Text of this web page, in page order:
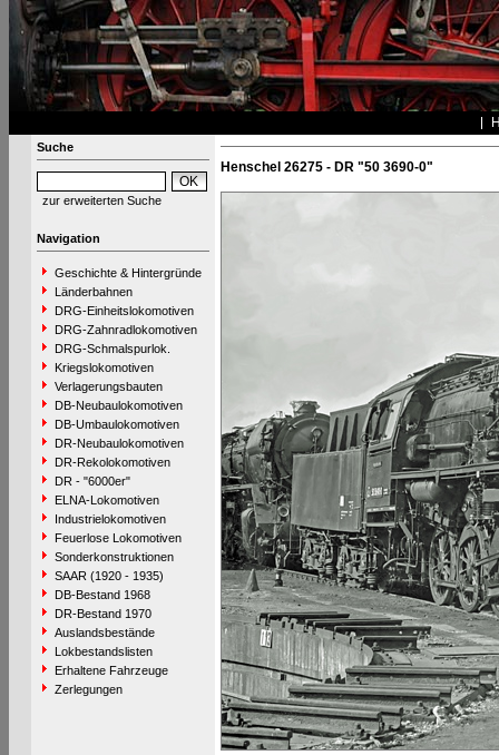
Suche
zur erweiterten Suche
Navigation
Geschichte & Hintergründe
Länderbahnen
DRG-Einheitslokomotiven
DRG-Zahnradlokomotiven
DRG-Schmalspurlok.
Kriegslokomotiven
Verlagerungsbauten
DB-Neubaulokomotiven
DB-Umbaulokomotiven
DR-Neubaulokomotiven
DR-Rekolokomotiven
DR - "6000er"
ELNA-Lokomotiven
Industrielokomotiven
Feuerlose Lokomotiven
Sonderkonstruktionen
SAAR (1920 - 1935)
DB-Bestand 1968
DR-Bestand 1970
Auslandsbestände
Lokbestandslisten
Erhaltene Fahrzeuge
Zerlegungen
Henschel 26275 - DR "50 3690-0"